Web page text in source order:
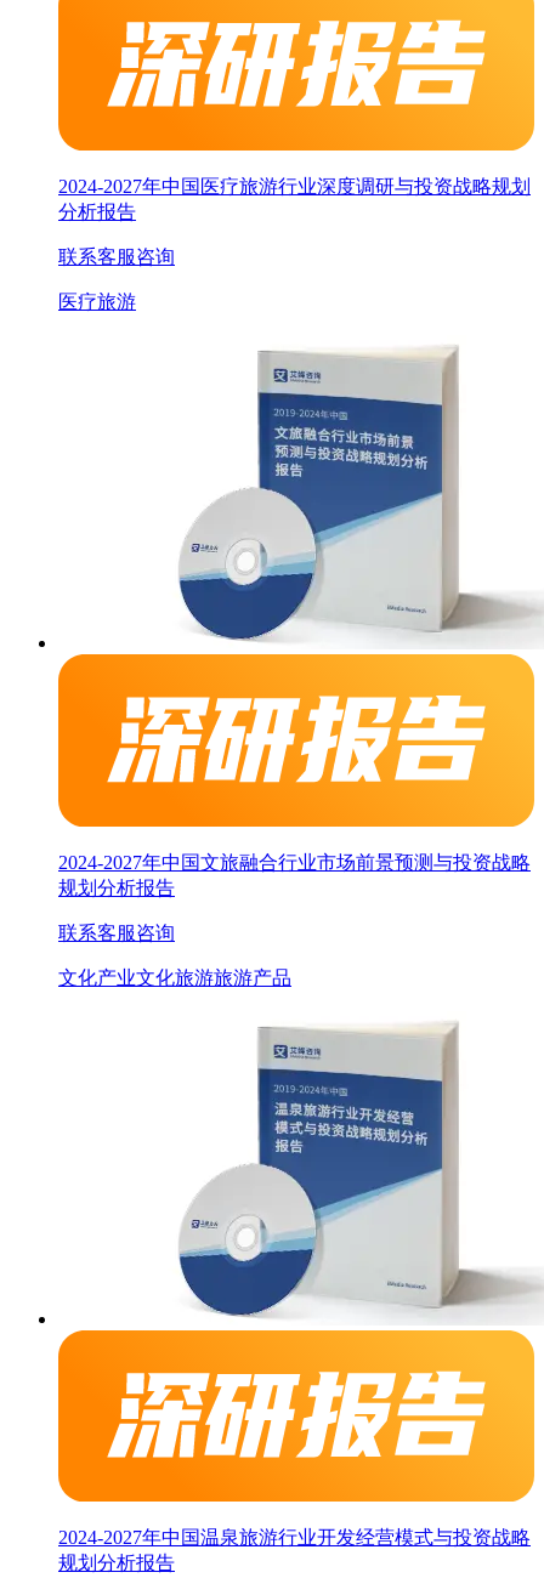
2024-2027年中国医疗旅游行业深度调研与投资战略规划
分析报告
联系客服咨询
医疗旅游
2024-2027年中国文旅融合行业市场前景预测与投资战略
规划分析报告
联系客服咨询
文化产业文化旅游旅游产品
2024-2027年中国温泉旅游行业开发经营模式与投资战略
规划分析报告